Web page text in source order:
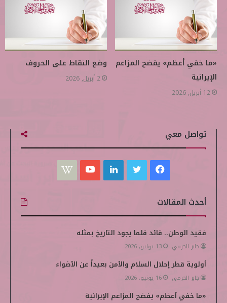
«ما خفي أعظم» يفضح المزاعم
الإيرانية
12 أبريل, 2026
وضع النقاط على الحروف
2 أبريل, 2026
تواصل معي
س
ب
و
ك
ي
ت
ر
ن
ك
إ
ن
ت
ي
ب
k
e
أحدث المقالات
فقيد الوطن.. قائد قلما يجود التاريخ بمثله
جابر الحرمي 13 يوليو, 2026
أولوية قطر إحلال السلام والأمن بعيداً عن الأضواء
جابر الحرمي 16 يونيو, 2026
«ما خفي أعظم» يفضح المزاعم الإيرانية